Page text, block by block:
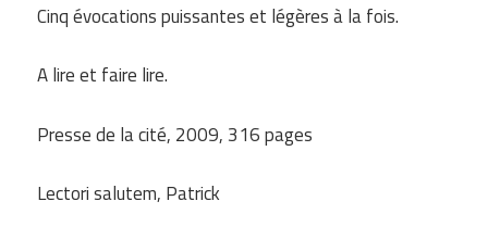
Cinq évocations puissantes et légères à la fois.
A lire et faire lire.
Presse de la cité, 2009, 316 pages
Lectori salutem, Patrick